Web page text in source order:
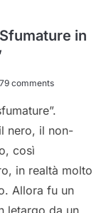
in
79 comments
nero, il non-
così
in realtà molto
Allora fu un
letargo da un